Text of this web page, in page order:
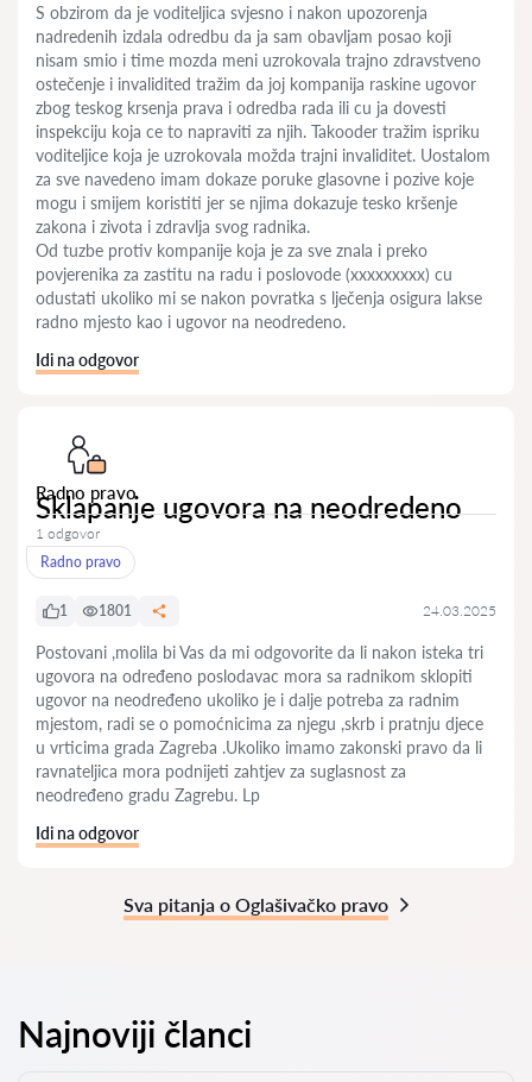
S obzirom da je voditeljica svjesno i nakon upozorenja
nadredenih izdala odredbu da ja sam obavljam posao koji
nisam smio i time mozda meni uzrokovala trajno zdravstveno
ostečenje i invalidited tražim da joj kompanija raskine ugovor
zbog teskog krsenja prava i odredba rada ili cu ja dovesti
inspekciju koja ce to napraviti za njih. Takooder tražim ispriku
voditeljice koja je uzrokovala možda trajni invaliditet. Uostalom
za sve navedeno imam dokaze poruke glasovne i pozive koje
mogu i smijem koristiti jer se njima dokazuje tesko kršenje
zakona i zivota i zdravlja svog radnika.
Od tuzbe protiv kompanije koja je za sve znala i preko
povjerenika za zastitu na radu i poslovode (xxxxxxxxx) cu
odustati ukoliko mi se nakon povratka s lječenja osigura lakse
radno mjesto kao i ugovor na neodredeno.
Idi na odgovor
Radno pravo
Sklapanje ugovora na neodredeno
1 odgovor
Radno pravo
1 1801 24.03.2025
Postovani ,molila bi Vas da mi odgovorite da li nakon isteka tri
ugovora na određeno poslodavac mora sa radnikom sklopiti
ugovor na neodređeno ukoliko je i dalje potreba za radnim
mjestom, radi se o pomoćnicima za njegu ,skrb i pratnju djece
u vrticima grada Zagreba .Ukoliko imamo zakonski pravo da li
ravnateljica mora podnijeti zahtjev za suglasnost za
neodređeno gradu Zagrebu. Lp
Idi na odgovor
Sva pitanja o Oglašivačko pravo
Najnoviji članci